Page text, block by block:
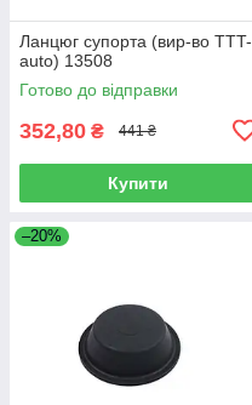
Ланцюг супорта (вир-во TTT-
auto) 13508
Готово до відправки
352,80 ₴ 441 ₴
Купити
–20%